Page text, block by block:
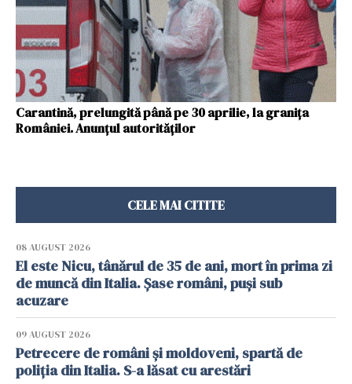
Carantină, prelungită până pe 30 aprilie, la granița
României. Anunțul autorităților
CELE MAI CITITE
08 AUGUST 2026
El este Nicu, tânărul de 35 de ani, mort în prima zi
de muncă din Italia. Șase români, puși sub
acuzare
09 AUGUST 2026
Petrecere de români și moldoveni, spartă de
poliția din Italia. S-a lăsat cu arestări